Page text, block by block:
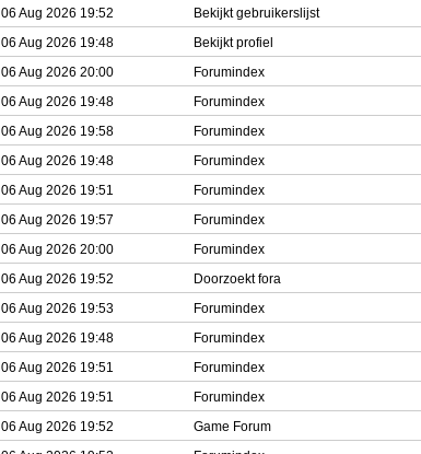
06 Aug 2026 19:52
Bekijkt gebruikerslijst
06 Aug 2026 19:48
Bekijkt profiel
06 Aug 2026 20:00
Forumindex
06 Aug 2026 19:48
Forumindex
06 Aug 2026 19:58
Forumindex
06 Aug 2026 19:48
Forumindex
06 Aug 2026 19:51
Forumindex
06 Aug 2026 19:57
Forumindex
06 Aug 2026 20:00
Forumindex
06 Aug 2026 19:52
Doorzoekt fora
06 Aug 2026 19:53
Forumindex
06 Aug 2026 19:48
Forumindex
06 Aug 2026 19:51
Forumindex
06 Aug 2026 19:51
Forumindex
06 Aug 2026 19:52
Game Forum